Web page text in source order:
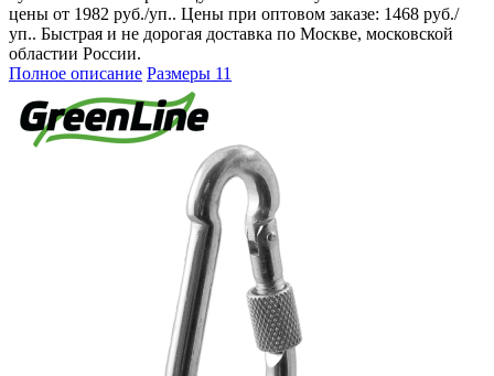
цены от 1982 руб./уп.. Цены при оптовом заказе: 1468 руб./
уп.. Быстрая и не дорогая доставка по Москве, московской
областии России.
Полное описание Размеры 11